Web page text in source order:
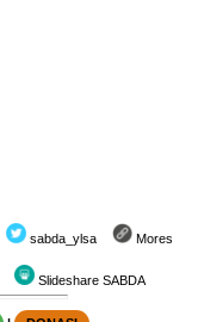
sabda_ylsa Mores
Slideshare SABDA